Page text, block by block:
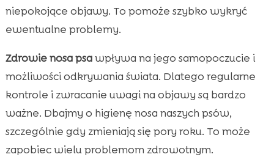
niepokojące objawy. To pomoże szybko wykryć
ewentualne problemy.
Zdrowie nosa psawpływa na jego samopoczucie i
możliwości odkrywania świata. Dlatego regularne
kontrole i zwracanie uwagi na objawy są bardzo
ważne. Dbajmy o higienę nosa naszych psów,
szczególnie gdy zmieniają się pory roku. To może
zapobiec wielu problemom zdrowotnym.